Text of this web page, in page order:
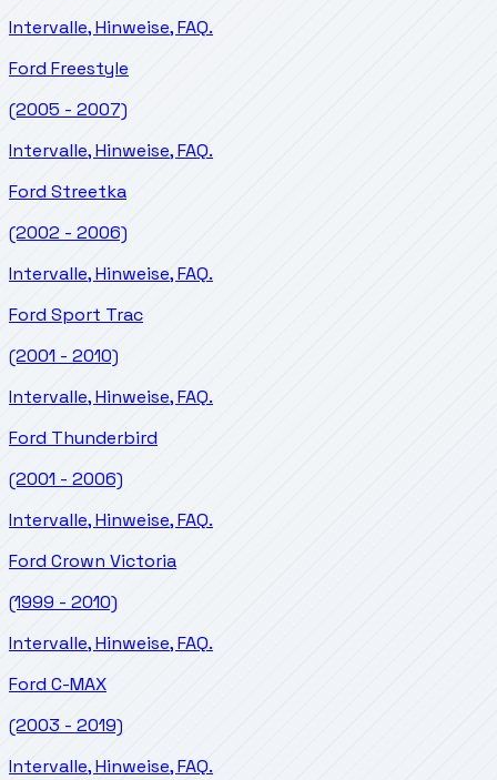
Intervalle, Hinweise, FAQ.
Ford Freestyle
(2005 - 2007)
Intervalle, Hinweise, FAQ.
Ford Streetka
(2002 - 2006)
Intervalle, Hinweise, FAQ.
Ford Sport Trac
(2001 - 2010)
Intervalle, Hinweise, FAQ.
Ford Thunderbird
(2001 - 2006)
Intervalle, Hinweise, FAQ.
Ford Crown Victoria
(1999 - 2010)
Intervalle, Hinweise, FAQ.
Ford C-MAX
(2003 - 2019)
Intervalle, Hinweise, FAQ.